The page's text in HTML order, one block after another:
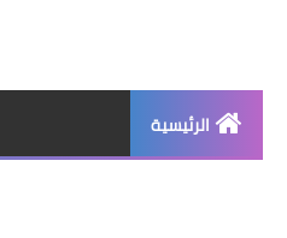
الرئيسية